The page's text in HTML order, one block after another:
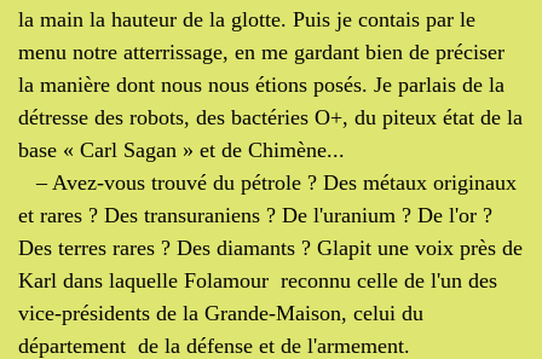
la main la hauteur de la glotte. Puis je contais par le
menu notre atterrissage, en me gardant bien de préciser
la manière dont nous nous étions posés. Je parlais de la
détresse des robots, des bactéries O+, du piteux état de la
base « Carl Sagan » et de Chimène...
– Avez-vous trouvé du pétrole ? Des métaux originaux
et rares ? Des transuraniens ? De l'uranium ? De l'or ?
Des terres rares ? Des diamants ? Glapit une voix près de
Karl dans laquelle Folamour reconnu celle de l'un des
vice-présidents de la Grande-Maison, celui du
département de la défense et de l'armement.